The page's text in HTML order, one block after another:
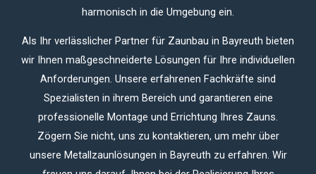
harmonisch in die Umgebung ein.
Als Ihr verlässlicher Partner für Zaunbau in Bayreuth bieten
wir Ihnen maßgeschneiderte Lösungen für Ihre individuellen
Anforderungen. Unsere erfahrenen Fachkräfte sind
Spezialisten in ihrem Bereich und garantieren eine
professionelle Montage und Errichtung Ihres Zauns.
Zögern Sie nicht, uns zu kontaktieren, um mehr über
unsere Metallzaunlösungen in Bayreuth zu erfahren. Wir